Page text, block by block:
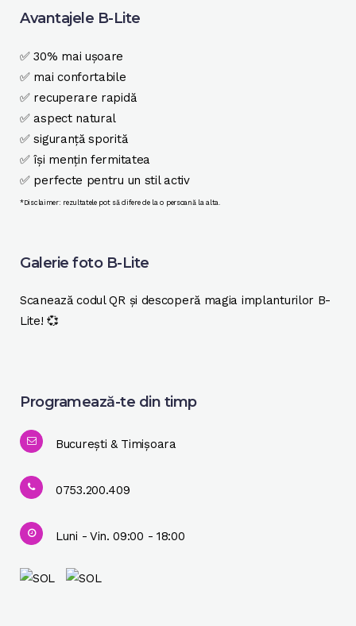
Avantajele B-Lite
✅ 30% mai ușoare
✅ mai confortabile
✅ recuperare rapidă
✅ aspect natural
✅ siguranță sporită
✅ își mențin fermitatea
✅ perfecte pentru un stil activ
*Disclaimer: rezultatele pot să difere de la o persoană la alta.
Galerie foto B-Lite
Scanează codul QR și descoperă magia implanturilor B-
Lite! 💞
Programează-te din timp
București & Timișoara
0753.200.409
Luni - Vin. 09:00 - 18:00